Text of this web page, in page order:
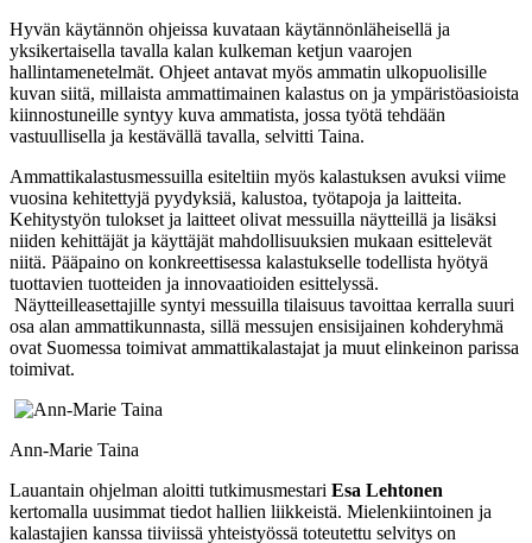
Hyvän käytännön ohjeissa kuvataan käytännönläheisellä ja
yksikertaisella tavalla kalan kulkeman ketjun vaarojen
hallintamenetelmät. Ohjeet antavat myös ammatin ulkopuolisille
kuvan siitä, millaista ammattimainen kalastus on ja ympäristöasioista
kiinnostuneille syntyy kuva ammatista, jossa työtä tehdään
vastuullisella ja kestävällä tavalla, selvitti Taina.
Ammattikalastusmessuilla esiteltiin myös kalastuksen avuksi viime
vuosina kehitettyjä pyydyksiä, kalustoa, työtapoja ja laitteita.
Kehitystyön tulokset ja laitteet olivat messuilla näytteillä ja lisäksi
niiden kehittäjät ja käyttäjät mahdollisuuksien mukaan esittelevät
niitä. Pääpaino on konkreettisessa kalastukselle todellista hyötyä
tuottavien tuotteiden ja innovaatioiden esittelyssä.
Näytteilleasettajille syntyi messuilla tilaisuus tavoittaa kerralla suuri
osa alan ammattikunnasta, sillä messujen ensisijainen kohderyhmä
ovat Suomessa toimivat ammattikalastajat ja muut elinkeinon parissa
toimivat.
Ann-Marie Taina
Lauantain ohjelman aloitti tutkimusmestari Esa Lehtonen
kertomalla uusimmat tiedot hallien liikkeistä. Mielenkiintoinen ja
kalastajien kanssa tiiviissä yhteistyössä toteutettu selvitys on